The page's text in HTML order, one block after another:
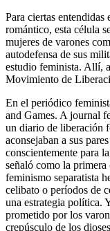
Para ciertas entendidas
romántico, esta célula
mujeres de varones
autodefensa de sus
estudio feminista. Allí,
Movimiento de
En el periódico
and Games. A journal
un diario de liberación
aconsejaban a sus
conscientemente para
señaló como la
feminismo separatista
celibato o períodos de
una estrategia política.
prometido por los
crepúsculo de los